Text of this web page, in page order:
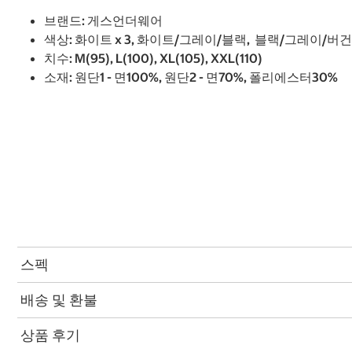
브랜드: 게스언더웨어
색상: 화이트 x 3, 화이트/그레이/블랙, 블랙/그레이/버
치수: M(95), L(100), XL(105), XXL(110)
소재: 원단1 - 면100%, 원단2 - 면70%, 폴리에스터30%
스펙
배송 및 환불
상품 후기